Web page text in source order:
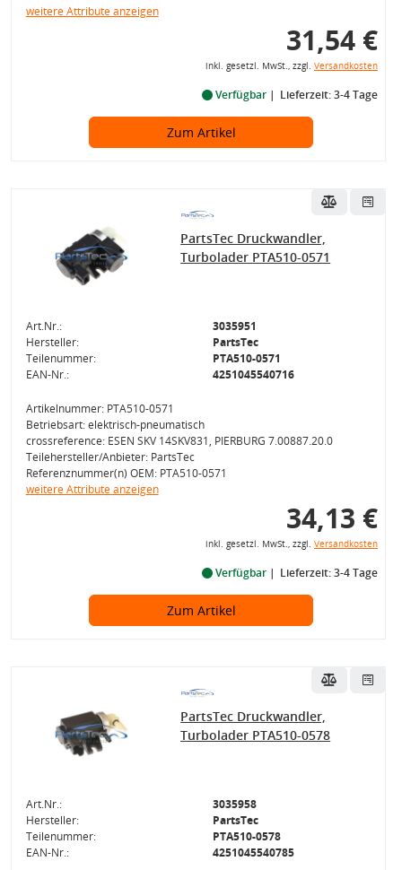
weitere Attribute anzeigen
31,54 €
inkl. gesetzl. MwSt., zzgl. Versandkosten
Verfügbar Lieferzeit: 3-4 Tage
Zum Artikel
PartsTec Druckwandler,
Turbolader PTA510-0571
Art.Nr.:
3035951
Hersteller:
PartsTec
Teilenummer:
PTA510-0571
EAN-Nr.:
4251045540716
Artikelnummer: PTA510-0571
Betriebsart: elektrisch-pneumatisch
crossreference: ESEN SKV 14SKV831, PIERBURG 7.00887.20.0
Teilehersteller/Anbieter: PartsTec
Referenznummer(n) OEM: PTA510-0571
weitere Attribute anzeigen
34,13 €
inkl. gesetzl. MwSt., zzgl. Versandkosten
Verfügbar Lieferzeit: 3-4 Tage
Zum Artikel
PartsTec Druckwandler,
Turbolader PTA510-0578
Art.Nr.:
3035958
Hersteller:
PartsTec
Teilenummer:
PTA510-0578
EAN-Nr.:
4251045540785